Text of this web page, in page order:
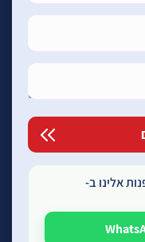
אלינו ב-